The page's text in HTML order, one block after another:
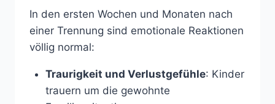
In den ersten Wochen und Monaten nach
einer Trennung sind emotionale Reaktionen
völlig normal:
Traurigkeit und Verlustgefühle: Kinder
trauern um die gewohnte